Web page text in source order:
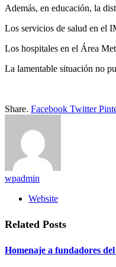
Además, en educación, la
Los servicios de salud en el
Los hospitales en el Área
La lamentable situación no
Share. Facebook Twitter
wpadmin
Website
Related Posts
Homenaje a fundadores